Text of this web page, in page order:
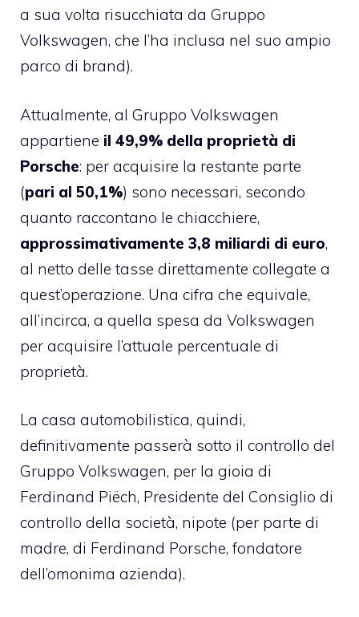
a sua volta risucchiata da Gruppo
Volkswagen, che l’ha inclusa nel suo ampio
parco di brand).
Attualmente, al Gruppo Volkswagen
appartiene il 49,9% della proprietà di
Porsche: per acquisire la restante parte
(pari al 50,1%) sono necessari, secondo
quanto raccontano le chiacchiere,
approssimativamente 3,8 miliardi di euro,
al netto delle tasse direttamente collegate a
quest’operazione. Una cifra che equivale,
all’incirca, a quella spesa da Volkswagen
per acquisire l’attuale percentuale di
proprietà.
La casa automobilistica, quindi,
definitivamente passerà sotto il controllo del
Gruppo Volkswagen, per la gioia di
Ferdinand Piëch, Presidente del Consiglio di
controllo della società, nipote (per parte di
madre, di Ferdinand Porsche, fondatore
dell’omonima azienda).